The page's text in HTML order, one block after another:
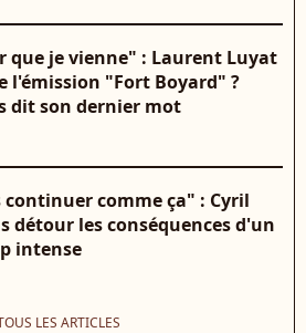
que je vienne" : Laurent Luyat
l'émission "Fort Boyard" ?
dit son dernier mot
continuer comme ça" : Cyril
détour les conséquences d'un
intense
LES ARTICLES